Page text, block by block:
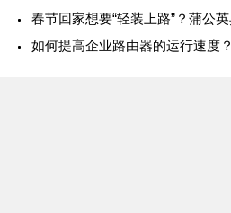
如何提高企业路由器的运行速度？